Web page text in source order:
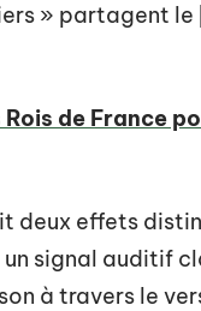
» partagent le
de France
deux effets
signal auditif
à travers le